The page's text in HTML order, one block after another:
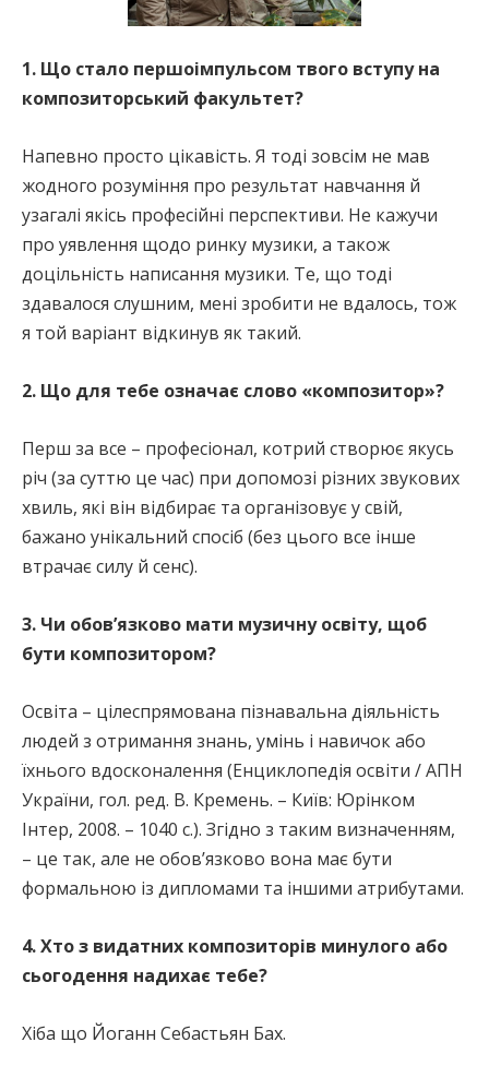
1. Що стало першоімпульсом твого вступу на
композиторський факультет?
Напевно просто цікавість. Я тоді зовсім не мав
жодного розуміння про результат навчання й
узагалі якісь професійні перспективи. Не кажучи
про уявлення щодо ринку музики, а також
доцільність написання музики. Те, що тоді
здавалося слушним, мені зробити не вдалось, тож
я той варіант відкинув як такий.
2. Що для тебе означає слово «композитор»?
Перш за все – професіонал, котрий створює якусь
річ (за суттю це час) при допомозі різних звукових
хвиль, які він відбирає та організовує у свій,
бажано унікальний спосіб (без цього все інше
втрачає силу й сенс).
3. Чи обов’язково мати музичну освіту, щоб
бути композитором?
Освіта – цілеспрямована пізнавальна діяльність
людей з отримання знань, умінь і навичок або
їхнього вдосконалення (Енциклопедія освіти / АПН
України, гол. ред. В. Кремень. – Київ: Юрінком
Інтер, 2008. – 1040 с.). Згідно з таким визначенням,
– це так, але не обов’язково вона має бути
формальною із дипломами та іншими атрибутами.
4. Хто з видатних композиторів минулого або
сьогодення надихає тебе?
Хіба що Йоганн Себастьян Бах.